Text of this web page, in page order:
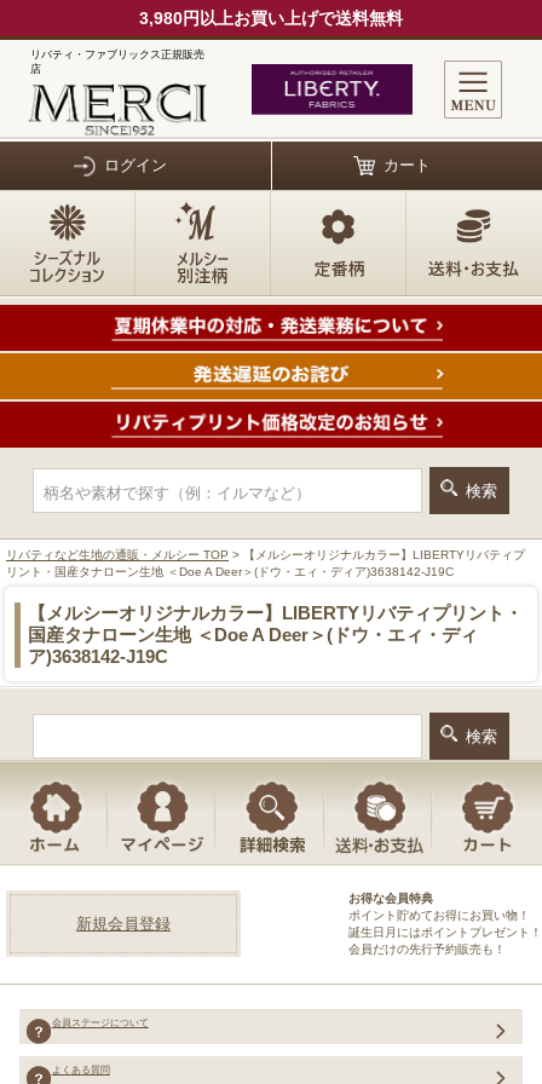
3,980円以上お買い上げで送料無料
リバティ・ファブリックス正規販売
店
ログイン カート
リバティなど生地の通販・メルシー TOP > 【メルシーオリジナルカラー】LIBERTYリバティプ
リント・国産タナローン生地 ＜Doe A Deer＞(ドウ・エィ・ディア)3638142-J19C
【メルシーオリジナルカラー】LIBERTYリバティプリント・
国産タナローン生地 ＜Doe A Deer＞(ドウ・エィ・ディ
ア)3638142-J19C
新規会員登録
お得な会員特典
ポイント貯めてお得にお買い物！
誕生日月にはポイントプレゼント！
会員だけの先行予約販売も！
会員ステージについて
よくある質問